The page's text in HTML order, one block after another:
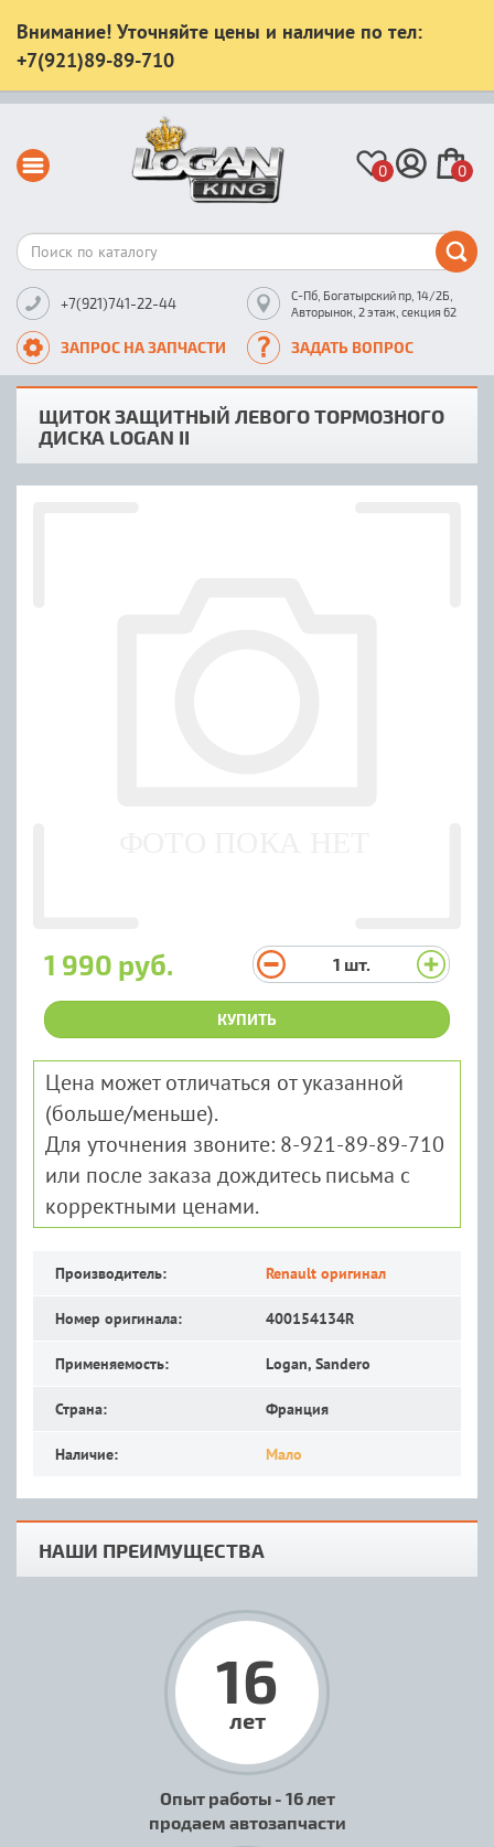
Внимание! Уточняйте цены и наличие по тел:
+7(921)89-89-710
0 0
+7(921)741-22-44
С-Пб, Богатырский пр, 14/2Б,
Авторынок, 2 этаж, секция 62
ЗАПРОС НА ЗАПЧАСТИ ЗАДАТЬ ВОПРОС
ЩИТОК ЗАЩИТНЫЙ ЛЕВОГО ТОРМОЗНОГО
ДИСКА LOGAN II
1 990 руб. 1 шт.
КУПИТЬ
Цена может отличаться от указанной
(больше/меньше).
Для уточнения звоните: 8-921-89-89-710
или после заказа дождитесь письма с
корректными ценами.
Производитель: Renault оригинал
Номер оригинала: 400154134R
Применяемость: Logan, Sandero
Страна: Франция
Наличие: Мало
НАШИ ПРЕИМУЩЕСТВА
16
лет
Опыт работы - 16 лет
продаем автозапчасти